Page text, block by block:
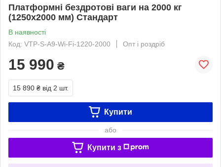
Платформні бездротові ваги на 2000 кг
(1250х2000 мм) Стандарт
В наявності
Код: VTP-S-A9-Wi-Fi-1220-2000
Опт і роздріб
15 990 ₴
15 890 ₴ від 2 шт.
Купити
або
Купити з